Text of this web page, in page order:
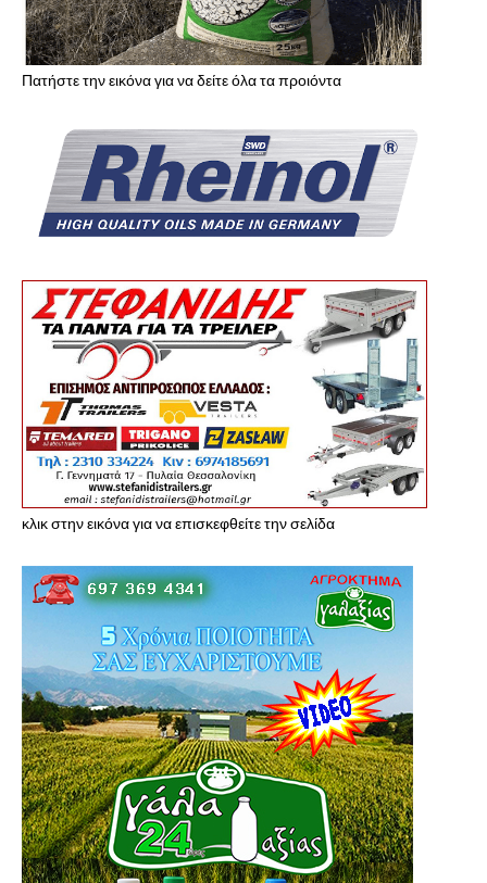
Πατήστε την εικόνα για να δείτε όλα τα προιόντα
κλικ στην εικόνα για να επισκεφθείτε την σελίδα